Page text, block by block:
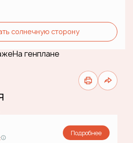
солнечную сторону
На генплане
Подробнее